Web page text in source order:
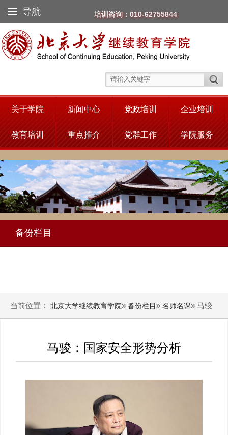
导航 培训咨询：010-62755844
关于学院 新闻中心 党政培训 企业培训
教育培训 重点推介 党群工作 学院服务
备份栏目
当前位置： 北京大学继续教育学院» 备份栏目» 名师名课» 马骏
马骏：国家安全形势分析